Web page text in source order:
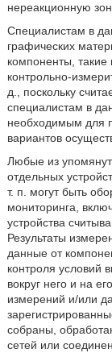
нереакционную
Специалистам в
графических
компоненты, такие
контрольно-
д., поскольку
специалистам в
необходимым для
вариантов
Любые из
отдельных
т. п. могут быть
мониторинга,
устройства
Результаты
данные от
контроля условий
вокруг него и на
измерений и/или
собраны,
сетей или